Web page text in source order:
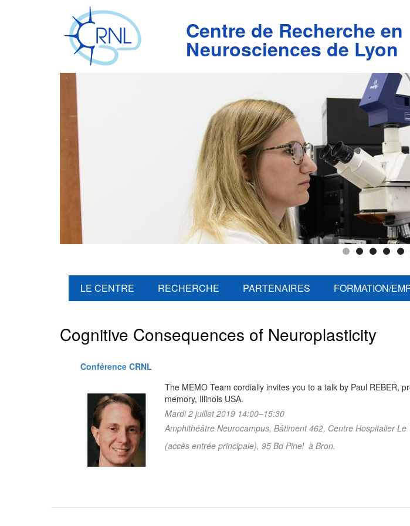
Centre de Recherche en
Neurosciences de Lyon
LE CENTRE RECHERCHE PARTENAIRES FORMATION/
Cognitive Consequences of Neuroplasticity
Conférence CRNL
The MEMO Team cordially invites you to a talk by Paul REBER,
memory, Illinois USA.
Mardi 2 juillet 2019 14:00–15:30
Amphithéâtre Neurocampus, Bâtiment 462, Centre Hospitalier Le
(accès entrée principale), 95 Bd Pinel à Bron.